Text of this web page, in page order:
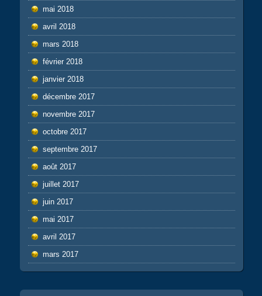
mai 2018
avril 2018
mars 2018
février 2018
janvier 2018
décembre 2017
novembre 2017
octobre 2017
septembre 2017
août 2017
juillet 2017
juin 2017
mai 2017
avril 2017
mars 2017